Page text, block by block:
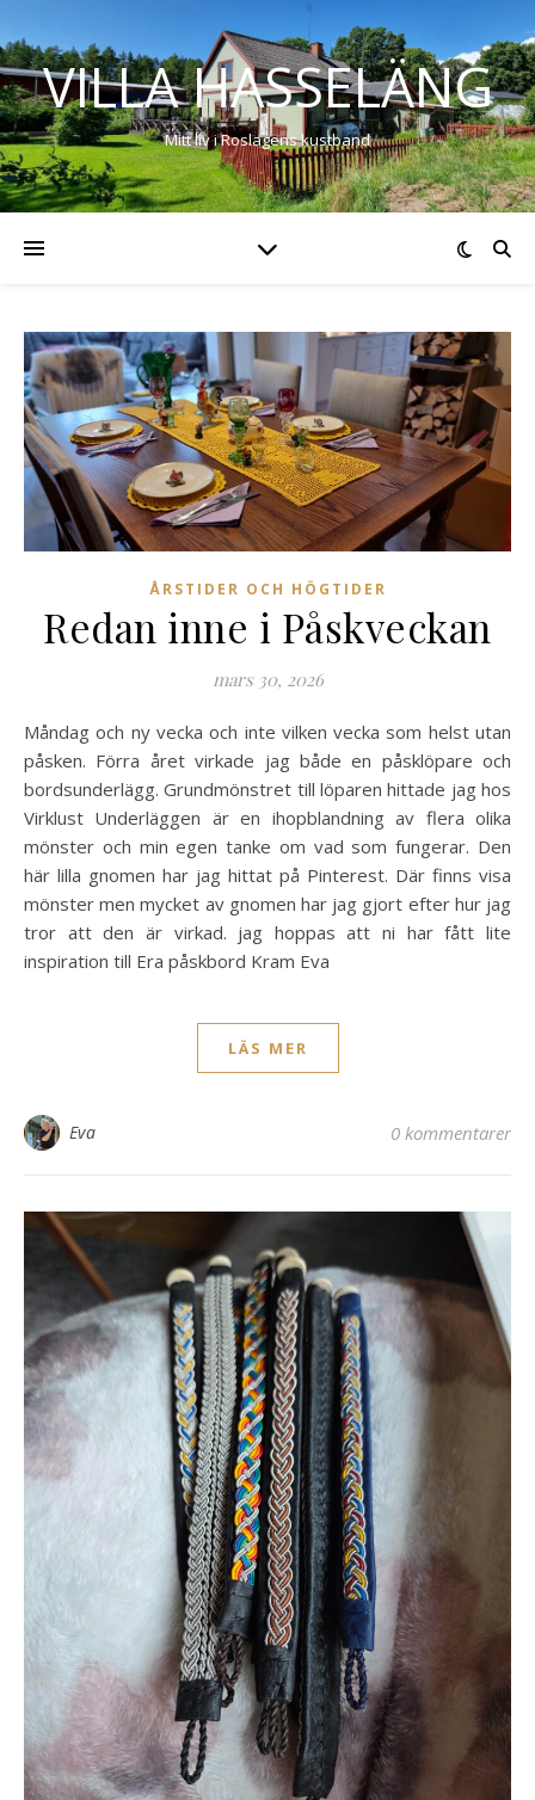
VILLA HASSELÄNG
Mitt liv i Roslagens kustband
ÅRSTIDER OCH HÖGTIDER
Redan inne i Påskveckan
mars 30, 2026
Måndag och ny vecka och inte vilken vecka som helst utan
påsken. Förra året virkade jag både en påsklöpare och
bordsunderlägg. Grundmönstret till löparen hittade jag hos
Virklust Underläggen är en ihopblandning av flera olika
mönster och min egen tanke om vad som fungerar. Den
här lilla gnomen har jag hittat på Pinterest. Där finns visa
mönster men mycket av gnomen har jag gjort efter hur jag
tror att den är virkad. jag hoppas att ni har fått lite
inspiration till Era påskbord Kram Eva
LÄS MER
Eva 0 kommentarer